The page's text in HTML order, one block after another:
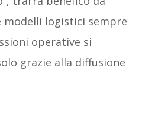
logistici sempre
operative si
grazie alla diffusione